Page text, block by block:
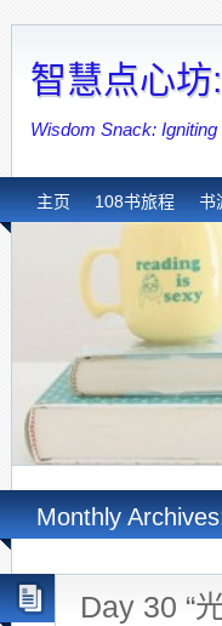
智慧点心坊
Wisdom Snack:
主页 108书旅程 书
Monthly
Day 30 “